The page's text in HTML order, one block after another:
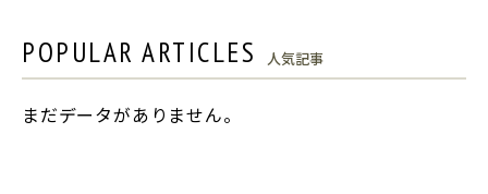
POPULAR ARTICLES 人気記事
まだデータがありません。